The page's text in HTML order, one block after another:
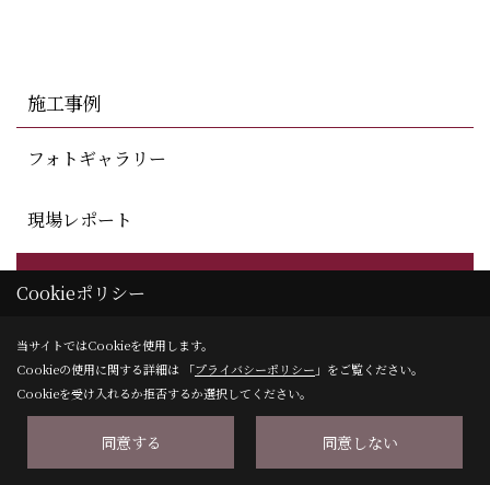
施工事例
フォトギャラリー
現場レポート
完工事例
お客様の声
Cookieポリシー
当サイトではCookieを使用します。
Cookieの使用に関する詳細は 「プライバシーポリシー 」をご覧ください。
Cookieを受け入れるか拒否するか選択してください。
同意する 同意しない